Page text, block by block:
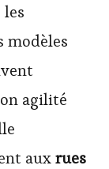
modèles
agilité
auxrues